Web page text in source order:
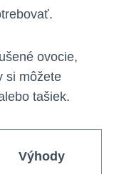
ovocie,
si môžete
tašiek.
Výhody